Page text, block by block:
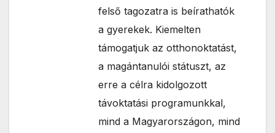
felső tagozatra is beírathatók
a gyerekek. Kiemelten
támogatjuk az otthonoktatást,
a magántanulói státuszt, az
erre a célra kidolgozott
távoktatási programunkkal,
mind a Magyarországon, mind